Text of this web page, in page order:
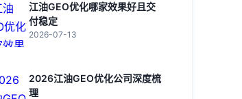
江油GEO优化哪家效果好且交
付稳定
2026-07-13
2026江油GEO优化公司深度梳
理